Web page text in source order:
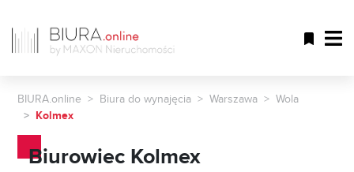
BIURA.online Biura do wynajęcia Warszawa
Wola
Kolmex
Biurowiec Kolmex